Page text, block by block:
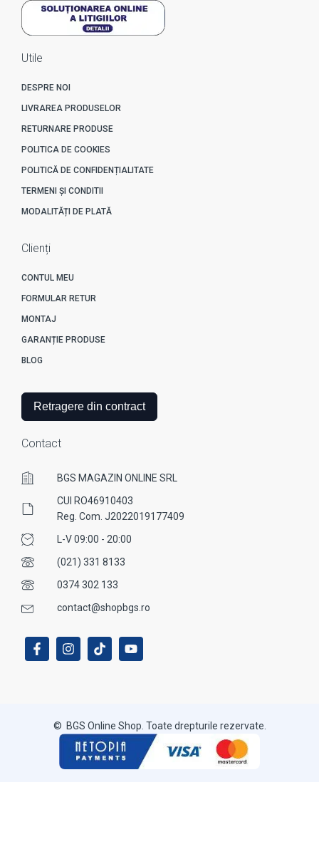
Utile
DESPRE NOI
LIVRAREA PRODUSELOR
RETURNARE PRODUSE
POLITICA DE COOKIES
POLITICĂ DE CONFIDENȚIALITATE
TERMENI ȘI CONDITII
MODALITĂȚI DE PLATĂ
Clienți
CONTUL MEU
FORMULAR RETUR
MONTAJ
GARANȚIE PRODUSE
BLOG
Retragere din contract
Contact
BGS MAGAZIN ONLINE SRL
CUI RO46910403
Reg. Com. J2022019177409
L-V 09:00 - 20:00
(021) 331 8133
0374 302 133
contact@shopbgs.ro
© BGS Online Shop. Toate drepturile rezervate.